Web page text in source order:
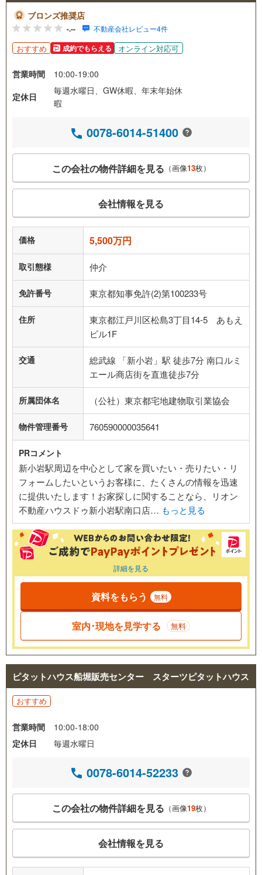
ブロンズ推奨店
-.-- 不動産会社レビュー4件
おすすめ 成約でもらえる オンライン対応可
営業時間
10:00-19:00
定休日
毎週水曜日、GW休暇、年末年始休
暇
0078-6014-51400
この会社の物件詳細を見る （画像13枚）
会社情報を見る
価格 5,500万円
取引態様 仲介
免許番号 東京都知事免許(2)第100233号
住所
東京都江戸川区松島3丁目14-5 あもえ
ビル1F
交通
総武線 「新小岩」駅 徒歩7分 南口ルミ
エール商店街を直進徒歩7分
所属団体名 （公社）東京都宅地建物取引業協会
物件管理番号 760590000035641
PRコメント
新小岩駅周辺を中心として家を買いたい・売りたい・リ
フォームしたいというお客様に、たくさんの情報を迅速
に提供いたします！お家探しに関することなら、リオン
不動産ハウスドゥ新小岩駅南口店… もっと見る
詳細を見る
資料をもらう 無料
室内･現地を見学する 無料
ピタットハウス船堀販売センター スターツピタットハウス
おすすめ
営業時間
10:00-18:00
定休日
毎週水曜日
0078-6014-52233
この会社の物件詳細を見る （画像19枚）
会社情報を見る